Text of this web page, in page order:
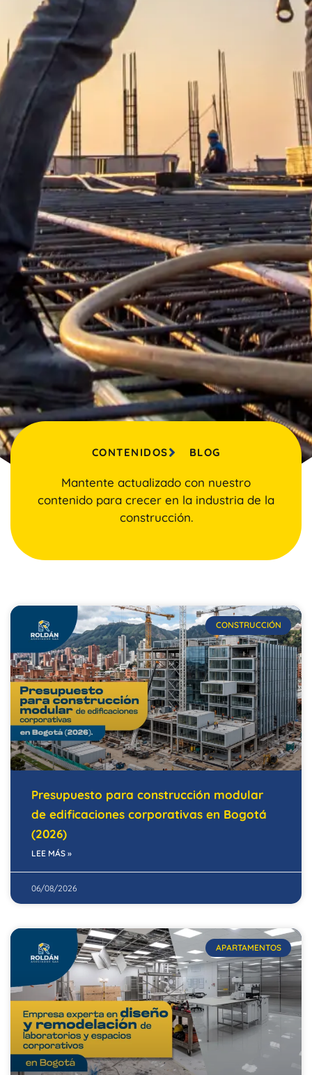
CONTENIDOS BLOG
Mantente actualizado con nuestro
contenido para crecer en la industria de la
construcción.
CONSTRUCCIÓN
Presupuesto para construcción modular
de edificaciones corporativas en Bogotá
(2026)
LEE MÁS »
06/08/2026
APARTAMENTOS